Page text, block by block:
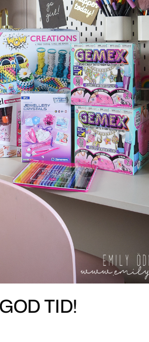
TID!